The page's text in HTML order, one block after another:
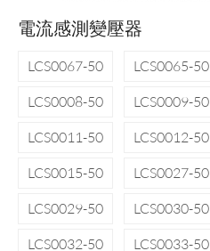
電流感測變壓器
LCS0067-50 LCS0065-50
LCS0008-50
LCS0009-50
LCS0011-50
LCS0012-50
LCS0015-50
LCS0027-50
LCS0029-50
LCS0030-50
LCS0032-50
LCS0033-50